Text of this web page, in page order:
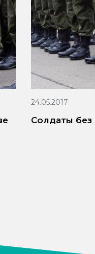
24.05.2017
Солдаты без